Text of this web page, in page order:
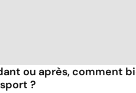
ou après, comment
?